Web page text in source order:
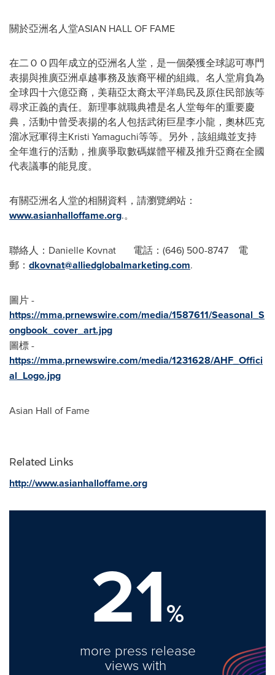
關於亞洲名人堂ASIAN HALL OF FAME
在二ＯＯ四年成立的亞洲名人堂，是一個榮獲全球認可專門
表揚與推廣亞洲卓越事務及族裔平權的組織。名人堂肩負為
全球四十六億亞裔，美藉亞太裔太平洋島民及原住民部族等
尋求正義的責任。新理事就職典禮是名人堂每年的重要慶
典，活動中曾受表揚的名人包括武術巨星李小龍，奧林匹克
溜冰冠軍得主Kristi Yamaguchi等等。另外，該組織並支持
全年進行的活動，推廣爭取數碼媒體平權及推升亞裔在全國
代表議事的能見度。
有關亞洲名人堂的相關資料，請瀏覽網站：
www.asianhalloffame.org.。
聯絡人：Danielle Kovnat 電話：(646) 500-8747 電
郵： dkovnat@alliedglobalmarketing.com.
圖片 -
https://mma.prnewswire.com/media/1587611/Seasonal_S
ongbook_cover_art.jpg
圖標 -
https://mma.prnewswire.com/media/1231628/AHF_Offici
al_Logo.jpg
Asian Hall of Fame
Related Links
http://www.asianhalloffame.org
21%
more press release
views with